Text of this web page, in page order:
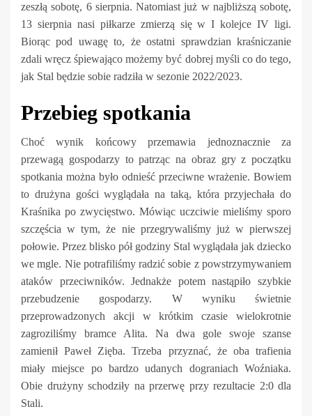
zeszłą sobotę, 6 sierpnia. Natomiast już w najbliższą sobotę,
13 sierpnia nasi piłkarze zmierzą się w I kolejce IV ligi.
Biorąc pod uwagę to, że ostatni sprawdzian kraśniczanie
zdali wręcz śpiewająco możemy być dobrej myśli co do tego,
jak Stal będzie sobie radziła w sezonie 2022/2023.
Przebieg spotkania
Choć wynik końcowy przemawia jednoznacznie za
przewagą gospodarzy to patrząc na obraz gry z początku
spotkania można było odnieść przeciwne wrażenie. Bowiem
to drużyna gości wyglądała na taką, która przyjechała do
Kraśnika po zwycięstwo. Mówiąc uczciwie mieliśmy sporo
szczęścia w tym, że nie przegrywaliśmy już w pierwszej
połowie. Przez blisko pół godziny Stal wyglądała jak dziecko
we mgle. Nie potrafiliśmy radzić sobie z powstrzymywaniem
ataków przeciwników. Jednakże potem nastąpiło szybkie
przebudzenie gospodarzy. W wyniku świetnie
przeprowadzonych akcji w krótkim czasie wielokrotnie
zagroziliśmy bramce Alita. Na dwa gole swoje szanse
zamienił Paweł Zięba. Trzeba przyznać, że oba trafienia
miały miejsce po bardzo udanych dograniach Woźniaka.
Obie drużyny schodziły na przerwę przy rezultacie 2:0 dla
Stali.